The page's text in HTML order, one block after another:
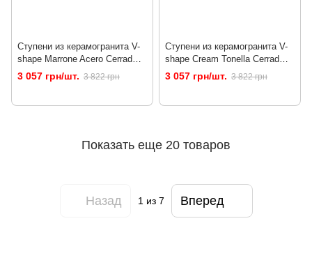
Ступени из керамогранита V-
shape Marrone Acero Cerrad
1202 x 320/50 x 8
3 057 грн/шт. 3 822 грн
Ступени из керамогранита V-
shape Cream Tonella Cerrad
1202 x 320/50 x 8
3 057 грн/шт. 3 822 грн
Показать еще 20 товаров
Назад 1из 7 Вперед